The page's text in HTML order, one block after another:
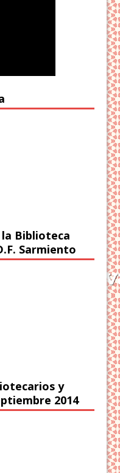
Biblioteca
Sarmiento
y
2014